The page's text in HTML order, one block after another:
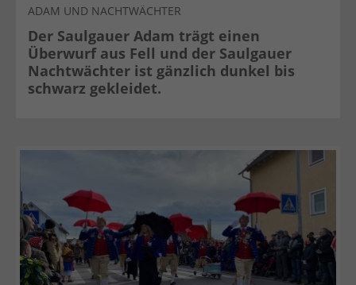
ADAM UND NACHTWÄCHTER
Der Saulgauer Adam trägt einen
Überwurf aus Fell und der Saulgauer
Nachtwächter ist gänzlich dunkel bis
schwarz gekleidet.